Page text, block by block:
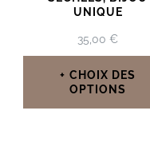
UNIQUE
35,00€
CHOIX DES
OPTIONS